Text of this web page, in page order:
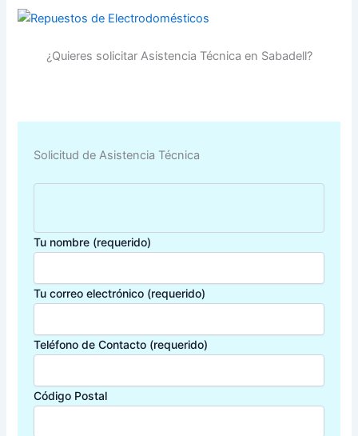
¿Quieres solicitar Asistencia Técnica en Sabadell?
Solicitud de Asistencia Técnica
Tu nombre (requerido)
Tu correo electrónico (requerido)
Teléfono de Contacto (requerido)
Código Postal